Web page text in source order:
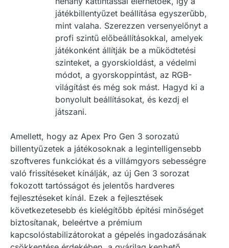
játékbillentyűzet beállítása egyszerűbb,
mint valaha. Szerezzen versenyelőnyt a
profi szintű előbeállításokkal, amelyek
játékonként állítják be a működtetési
szinteket, a gyorskioldást, a védelmi
módot, a gyorskoppintást, az RGB-
világítást és még sok mást. Hagyd ki a
bonyolult beállításokat, és kezdj el
játszani.
Amellett, hogy az Apex Pro Gen 3 sorozatú
billentyűzetek a játékosoknak a legintelligensebb
szoftveres funkciókat és a villámgyors sebességre
való frissítéseket kínálják, az új Gen 3 sorozat
fokozott tartósságot és jelentős hardveres
fejlesztéseket kínál. Ezek a fejlesztések
következetesebb és kielégítőbb építési minőséget
biztosítanak, beleértve a prémium
kapcsolóstabilizátorokat a gépelés ingadozásának